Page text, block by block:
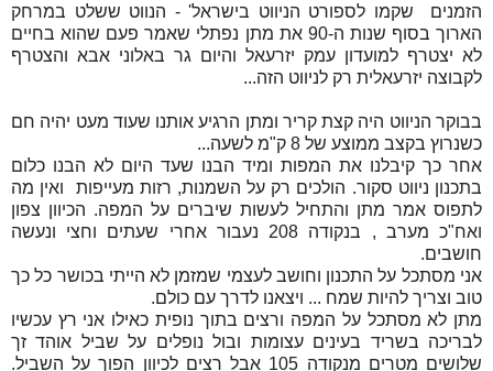
הזמנים שקמו לספורט הניווט בישראל' - הנווט ששלט במרחק
הארוך בסוף שנות ה-90 את מתן נפתלי שאמר פעם שהוא בחיים
לא יצטרף למועדון עמק יזרעאל והיום גר באלוני אבא והצטרף
לקבוצה יזרעאלית רק לניווט הזה...
בבוקר הניווט היה קצת קריר ומתן הרגיע אותנו שעוד מעט יהיה חם
כשנרוץ בקצב ממוצע של 8 ק"מ לשעה...
אחר כך קיבלנו את המפות ומיד הבנו שעד היום לא הבנו כלום
בתכנון ניווט סקור. הולכים רק על השמנות, רזות מעייפות ואין מה
לתפוס אמר מתן והתחיל לעשות שיברים על המפה. הכיוון צפון
ואח"כ מערב , בנקודה 208 נעבור אחרי שעתים וחצי ונעשה
חושבים.
אני מסתכל על התכנון וחושב לעצמי שמזמן לא הייתי בכושר כל כך
טוב וצריך להיות שמח ... ויצאנו לדרך עם כולם.
מתן לא מסתכל על המפה ורצים בתוך נופית כאילו אני רץ עכשיו
לבריכה בשריד בעינים עצומות ובול נופלים על שביל אוהד זך
שלושים מטרים מנקודה 105 אבל רצים לכיוון הפוך על השביל.